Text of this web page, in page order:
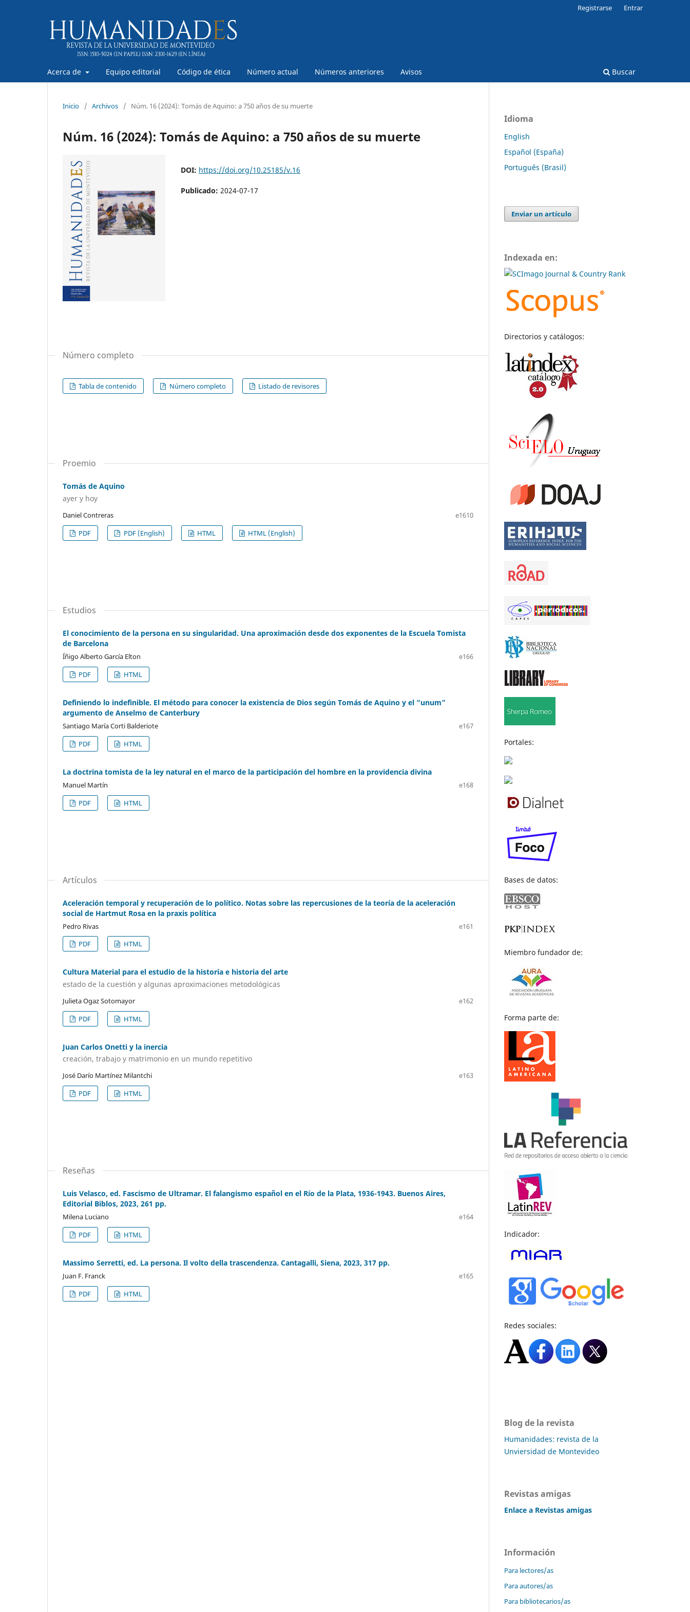
Acerca de Equipo editorial Código de ética Número actual Números anteriores Avisos Buscar
Registrarse Entrar
Inicio / Archivos / Núm. 16 (2024): Tomás de Aquino: a 750 años de su muerte
Núm. 16 (2024): Tomás de Aquino: a 750 años de su muerte
DOI: https://doi.org/10.25185/v.16
Publicado: 2024-07-17
Número completo
Tabla de contenido Número completo Listado de revisores
Proemio
Tomás de Aquino
ayer y hoy
Daniel Contreras
e1610
PDF
PDF (English) HTML HTML (English)
Estudios
El conocimiento de la persona en su singularidad. Una aproximación desde dos exponentes de la Escuela Tomista
de Barcelona
Íñigo Alberto García Elton
e166
PDF
HTML
Definiendo lo indefinible. El método para conocer la existencia de Dios según Tomás de Aquino y el “unum”
argumento de Anselmo de Canterbury
Santiago María Corti Balderiote
e167
PDF
HTML
La doctrina tomista de la ley natural en el marco de la participación del hombre en la providencia divina
Manuel Martín
e168
PDF
HTML
Artículos
Aceleración temporal y recuperación de lo político. Notas sobre las repercusiones de la teoría de la aceleración
social de Hartmut Rosa en la praxis política
Pedro Rivas
e161
PDF
HTML
Cultura Material para el estudio de la historia e historia del arte
estado de la cuestión y algunas aproximaciones metodológicas
Julieta Ogaz Sotomayor
e162
PDF
HTML
Juan Carlos Onetti y la inercia
creación, trabajo y matrimonio en un mundo repetitivo
José Darío Martínez Milantchi
e163
PDF
HTML
Reseñas
Luis Velasco, ed. Fascismo de Ultramar. El falangismo español en el Río de la Plata, 1936-1943. Buenos Aires,
Editorial Biblos, 2023, 261 pp.
Milena Luciano
e164
PDF
HTML
Massimo Serretti, ed. La persona. Il volto della trascendenza. Cantagalli, Siena, 2023, 317 pp.
Juan F. Franck
e165
PDF
HTML
Idioma
English
Español (España)
Português (Brasil)
Enviar un artículo
Indexada en:
Directorios y catálogos:
Portales:
Bases de datos:
Miembro fundador de:
Forma parte de:
Indicador:
Redes sociales:
Blog de la revista
Humanidades: revista de la
Unviersidad de Montevideo
Revistas amigas
Enlace a Revistas amigas
Información
Para lectores/as
Para autores/as
Para bibliotecarios/as